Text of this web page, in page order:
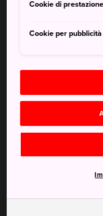
fonte di questo raro
forgiatori giapponesi.
comprendere l'arte
stato importato dal
unico in Giappone.
Come
Il museo si trova a
Izumo Yokota sulla
Il ciclo delle
Cookie di prestazione
Cookie per